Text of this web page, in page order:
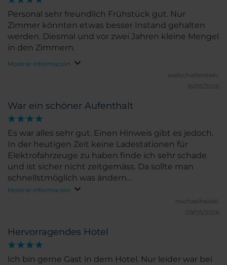
Personal sehr freundlich Frühstück gut. Nur
Zimmer könnten etwas besser Instand gehalten
werden. Diesmal und vor zwei Jahren kleine Mengel
in den Zimmern.
Mostrar información
axelschieferstein.
16/05/2026
War ein schöner Aufenthalt
Es war alles sehr gut. Einen Hinweis gibt es jedoch.
In der heutigen Zeit keine Ladestationen für
Elektrofahrzeuge zu haben finde ich sehr schade
und ist sicher nicht zeitgemäss. Da sollte man
schnellstmöglich was ändern…
Mostrar información
michaelheidel.
09/05/2026
Hervorragendes Hotel
Ich bin gerne Gast in dem Hotel. Nur leider war bei